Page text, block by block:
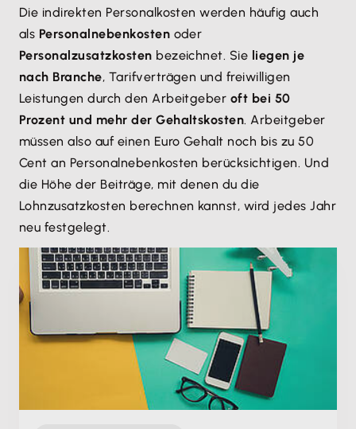
Die indirekten Personalkosten werden häufig auch
als Personalnebenkosten oder
Personalzusatzkosten bezeichnet. Sie liegen je
nach Branche, Tarifverträgen und freiwilligen
Leistungen durch den Arbeitgeber oft bei 50
Prozent und mehr der Gehaltskosten. Arbeitgeber
müssen also auf einen Euro Gehalt noch bis zu 50
Cent an Personalnebenkosten berücksichtigen. Und
die Höhe der Beiträge, mit denen du die
Lohnzusatzkosten berechnen kannst, wird jedes Jahr
neu festgelegt.